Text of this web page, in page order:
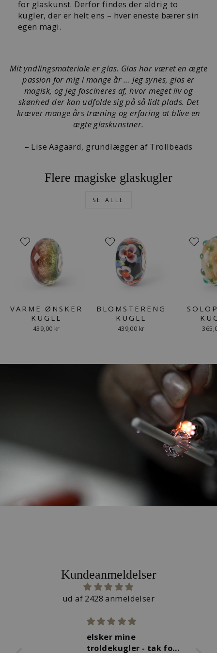
for glaskunst. Derfor findes der aldrig to
kugler, der er helt ens – hver eneste bærer sin
egen magi.
Mit yndlingsmateriale er glas. Glas har været en ægte
passion for mig i mange år … Jeg synes, glas er
magisk, og jeg fascineres af, hvor meget liv og
skønhed der kan udfolde sig på så lidt plads. Det
kræver mange års træning og erfaring at blive en
ægte glaskunstner.
– Lise Aagaard, grundlægger af Trollbeads
Flere magiske glaskugler
SE ALLE
VARME ØNSKER
KUGLE
439,00 kr
BLOMSTERENG
KUGLE
439,00 kr
Kundeanmeldelser
ud af 2428 anmeldelser
Flotte smykker
Min kæreste elsker